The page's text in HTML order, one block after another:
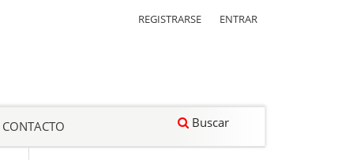
CONTACTO Buscar
REGISTRARSE ENTRAR